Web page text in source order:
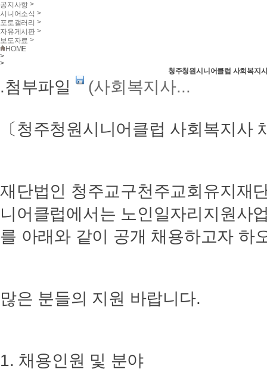
공지사항 >
시니어소식 >
포토갤러리 >
자유게시판>
보도자료 >
HOME
>
>
청주청원시니어클럽 사회복지
.첨부파일 (사회복지사...
〔청주청원시니어클럽 사회복지사
재단법인 청주교구천주교회유지재
니어클럽에서는 노인일자리지원사
를 아래와 같이 공개 채용하고자 하
많은 분들의 지원 바랍니다.
1. 채용인원 및 분야